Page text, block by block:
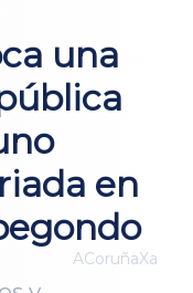
una
en
ACoruñaXa